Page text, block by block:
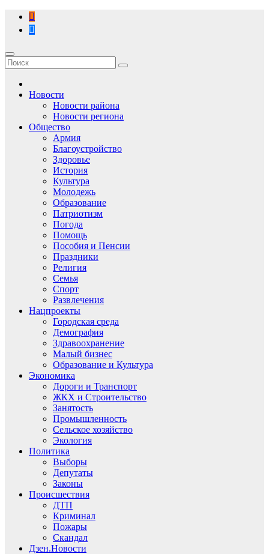
Перейти
содержимому
Новости
Новости района
Новости региона
Общество
Армия
Благоустройство
Здоровье
История
Культура
Молодежь
Образование
Патриотизм
Погода
Помощь
Пособия и Пенсии
Праздники
Религия
Семья
Спорт
Развлечения
Нацпроекты
Городская среда
Демография
Здравоохранение
Малый бизнес
Образование и Культура
Экономика
Дороги и Транспорт
ЖКХ и Строительство
Занятость
Промышленность
Сельское хозяйство
Экология
Политика
Выборы
Депутаты
Законы
Происшествия
ДТП
Криминал
Пожары
Скандал
Дзен.Новости